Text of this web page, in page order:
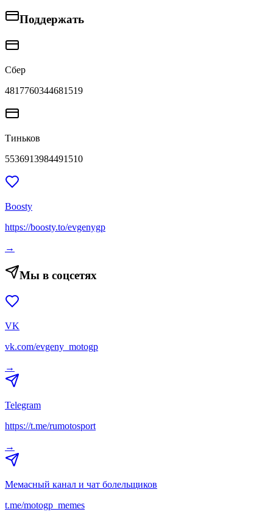
Поддержать
Сбер
4817760344681519
Тиньков
5536913984491510
Boosty
https://boosty.to/evgenygp
→
Мы в соцсетях
VK
vk.com/evgeny_motogp
→
Telegram
https://t.me/rumotosport
→
Мемасный канал и чат болельщиков
t.me/motogp_memes